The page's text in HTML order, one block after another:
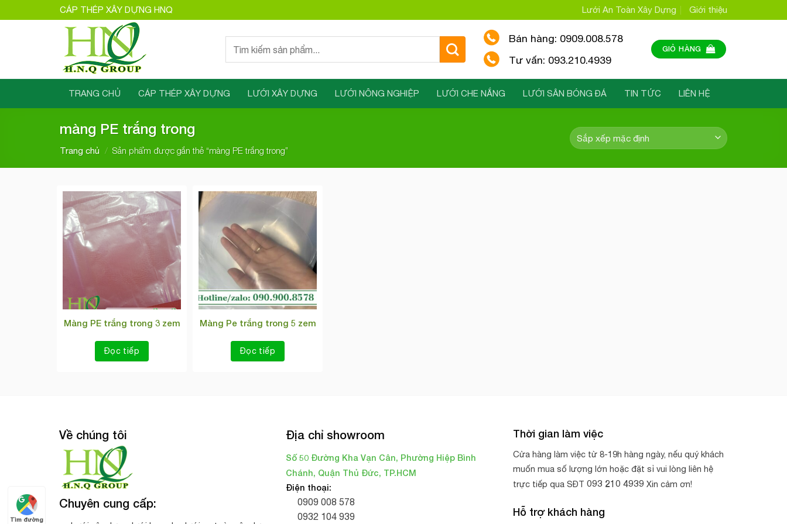
qua
CÁP THÉP XÂY DỰNG HNQ Lưới An Toàn Xây Dựng Giới thiệu
Tìm
Bán hàng: 0909.008.578
Tư vấn: 093.210.4939
GIỎ HÀNG
TRANG CHỦ CÁP THÉP XÂY DỰNG LƯỚI XÂY DỰNG LƯỚI NÔNG NGHIỆP LƯỚI CHE NẮNG LƯỚI SÂN BÓNG ĐÁ TIN TỨC LIÊN HỆ
màng PE trắng trong
Trang chủ / Sản phẩm được gắn thẻ “màng PE trắng trong”
Màng PE trắng trong 3 zem
Đọc tiếp
Màng Pe trắng trong 5 zem
Đọc tiếp
Về chúng tôi
Chuyên cung cấp:
Địa chỉ showroom
Số 50 Đường Kha Vạn Cân, Phường Hiệp Bình
Chánh, Quận Thủ Đức, TP.HCM
Điện thoại:
0909 008 578
0932 104 939
Thời gian làm việc
Cửa hàng làm việc từ 8-19h hàng ngày, nếu quý khách
muốn mua số lượng lớn hoặc đặt sỉ vui lòng liên hệ
trực tiếp qua SĐT 093 210 4939 Xin cảm ơn!
Hỗ trợ khách hàng
Tìm đường